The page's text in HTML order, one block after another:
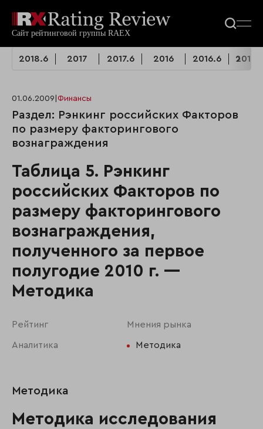
2018.6 2017 2017.6 2016 2016.6
01.06.2009 Финансы
Раздел: Рэнкинг российских Факторов
по размеру факторингового
вознаграждения
Таблица 5. Рэнкинг
российских Факторов по
размеру факторингового
вознаграждения,
полученного за первое
полугодие 2010 г. —
Методика
Рейтинг Мнения рынка
Аналитика Методика
Методика
Методика исследования